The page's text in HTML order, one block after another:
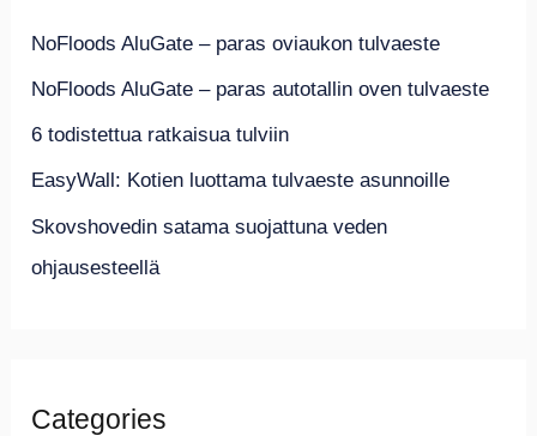
:
NoFloods AluGate – paras oviaukon tulvaeste
NoFloods AluGate – paras autotallin oven tulvaeste
6 todistettua ratkaisua tulviin
EasyWall: Kotien luottama tulvaeste asunnoille
Skovshovedin satama suojattuna veden
ohjausesteellä
Categories